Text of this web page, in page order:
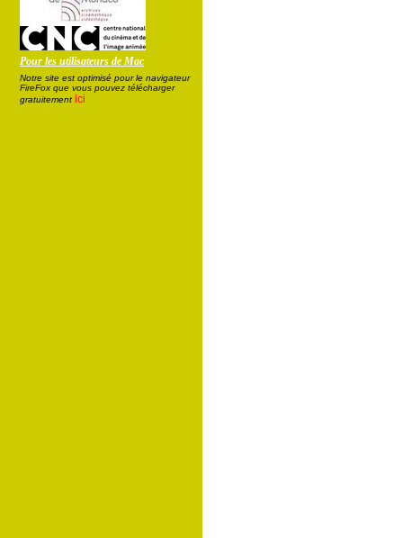
Pour les utilisateurs de Mac
Notre site est optimisé pour le navigateur
FireFox que vous pouvez télécharger
gratuitement ici